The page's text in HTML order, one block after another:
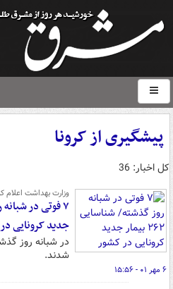
پیشگیری از کرونا
کل اخبار: 36
وزارت بهداشت اعلام
جدید کرونایی
شدند.
۶ مهر ۰۱ - ۱۵:۵۶